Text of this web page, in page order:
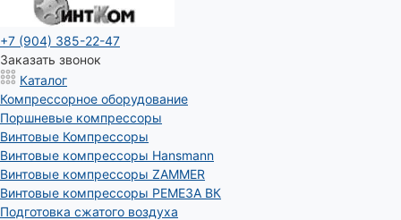
+7 (904) 385-22-47
Заказать звонок
Каталог
Компрессорное оборудование
Поршневые компрессоры
Винтовые Компрессоры
Винтовые компрессоры Hansmann
Винтовые компрессоры ZAMMER
Винтовые компрессоры РЕМЕЗА ВК
Подготовка сжатого воздуха